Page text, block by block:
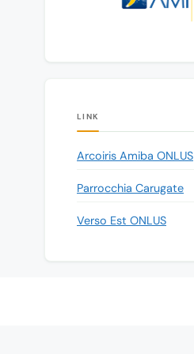
LINK
Arcoiris Amiba ONLUS
Parrocchia Carugate
Verso Est ONLUS